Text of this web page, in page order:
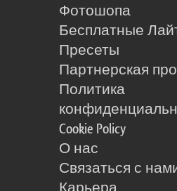
Фотошопа
Бесплатные
Пресеты
Партнерская
Политика
Cookie Policy
О нас
Связаться с